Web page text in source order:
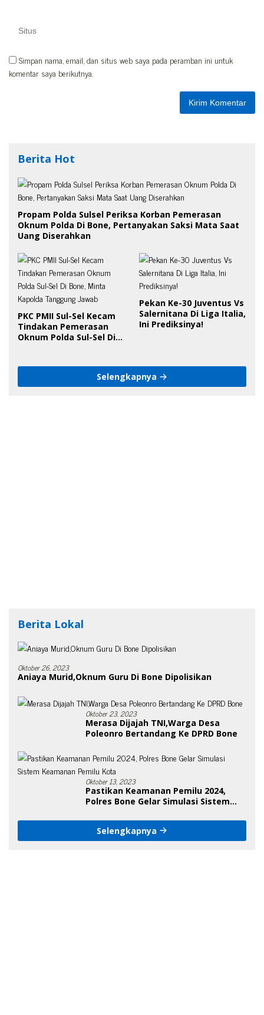
Simpan nama, email, dan situs web saya pada peramban ini untuk
komentar saya berikutnya.
Berita Hot
Propam Polda Sulsel Periksa Korban Pemerasan
Oknum Polda Di Bone, Pertanyakan Saksi Mata Saat
Uang Diserahkan
PKC PMII Sul-Sel Kecam
Tindakan Pemerasan
Oknum Polda Sul-Sel Di
Pekan Ke-30 Juventus Vs
Salernitana Di Liga Italia,
Ini Prediksinya!
Selengkapnya
Berita Lokal
Oktober 26, 2023
Aniaya Murid,Oknum Guru Di Bone Dipolisikan
Oktober 23, 2023
Merasa Dijajah TNI,Warga Desa
Poleonro Bertandang Ke DPRD Bone
Oktober 13, 2023
Pastikan Keamanan Pemilu 2024,
Polres Bone Gelar Simulasi Sistem
Selengkapnya